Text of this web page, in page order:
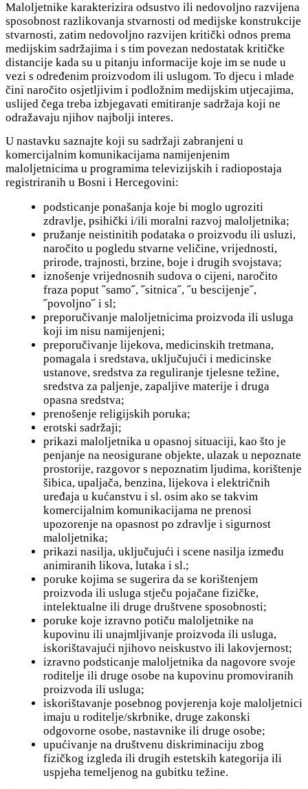
Maloljetnike karakterizira odsustvo ili nedovoljno razvijena
sposobnost razlikovanja stvarnosti od medijske konstrukcije
stvarnosti, zatim nedovoljno razvijen kritički odnos prema
medijskim sadržajima i s tim povezan nedostatak kritičke
distancije kada su u pitanju informacije koje im se nude u
vezi s određenim proizvodom ili uslugom. To djecu i mlade
čini naročito osjetljivim i podložnim medijskim utjecajima,
uslijed čega treba izbjegavati emitiranje sadržaja koji ne
odražavaju njihov najbolji interes.
U nastavku saznajte koji su sadržaji zabranjeni u
komercijalnim komunikacijama namijenjenim
maloljetnicima u programima televizijskih i radiopostaja
registriranih u Bosni i Hercegovini:
podsticanje ponašanja koje bi moglo ugroziti
zdravlje, psihički i/ili moralni razvoj maloljetnika;
pružanje neistinitih podataka o proizvodu ili usluzi,
naročito u pogledu stvarne veličine, vrijednosti,
prirode, trajnosti, brzine, boje i drugih svojstava;
iznošenje vrijednosnih sudova o cijeni, naročito
fraza poput ˝samo˝, ˝sitnica˝, ˝u bescijenje˝,
˝povoljno˝ i sl;
preporučivanje maloljetnicima proizvoda ili usluga
koji im nisu namijenjeni;
preporučivanje lijekova, medicinskih tretmana,
pomagala i sredstava, uključujući i medicinske
ustanove, sredstva za reguliranje tjelesne težine,
sredstva za paljenje, zapaljive materije i druga
opasna sredstva;
prenošenje religijskih poruka;
erotski sadržaji;
prikazi maloljetnika u opasnoj situaciji, kao što je
penjanje na neosigurane objekte, ulazak u nepoznate
prostorije, razgovor s nepoznatim ljudima, korištenje
šibica, upaljača, benzina, lijekova i električnih
uređaja u kućanstvu i sl. osim ako se takvim
komercijalnim komunikacijama ne prenosi
upozorenje na opasnost po zdravlje i sigurnost
maloljetnika;
prikazi nasilja, uključujući i scene nasilja između
animiranih likova, lutaka i sl.;
poruke kojima se sugerira da se korištenjem
proizvoda ili usluga stječu pojačane fizičke,
intelektualne ili druge društvene sposobnosti;
poruke koje izravno potiču maloljetnike na
kupovinu ili unajmljivanje proizvoda ili usluga,
iskorištavajući njihovo neiskustvo ili lakovjernost;
izravno podsticanje maloljetnika da nagovore svoje
roditelje ili druge osobe na kupovinu promoviranih
proizvoda ili usluga;
iskorištavanje posebnog povjerenja koje maloljetnici
imaju u roditelje/skrbnike, druge zakonski
odgovorne osobe, nastavnike ili druge osobe;
upućivanje na društvenu diskriminaciju zbog
fizičkog izgleda ili drugih estetskih kategorija ili
uspjeha temeljenog na gubitku težine.